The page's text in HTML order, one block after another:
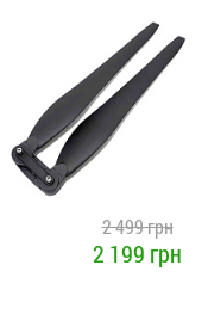
2 499 грн
2 199 грн